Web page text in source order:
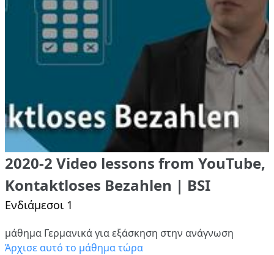
2020-2 Video lessons from YouTube,
Kontaktloses Bezahlen | BSI
Ενδιάμεσοι 1
μάθημα Γερμανικά για εξάσκηση στην ανάγνωση
Άρχισε αυτό το μάθημα τώρα